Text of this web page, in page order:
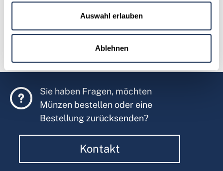
Auswahl erlauben
Ablehnen
Sie haben Fragen, möchten
Münzen bestellen oder eine
Bestellung zurücksenden?
Kontakt